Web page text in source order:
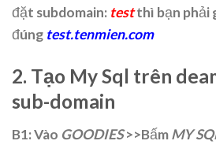
đặt subdomain: testthì bạn phải
đúng test.tenmien.com
2. Tạo My Sql trên
sub-domain
B1: Vào GOODIES>>BấmMY